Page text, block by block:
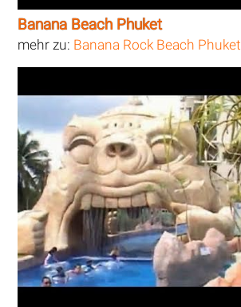
Banana Beach Phuket
mehr zu: Banana Rock Beach Phuket